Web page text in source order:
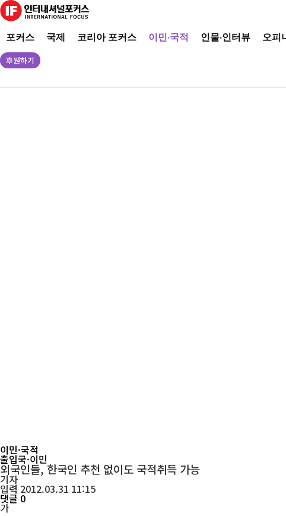
포커스 국제 코리아 포커스 이민·국적 인물·인터뷰 오피
후원하기
이민·국적
출입국·이민
외국인들, 한국인 추천 없이도 국적취득 가능
기자
입력 2012.03.31 11:15
댓글 0
가